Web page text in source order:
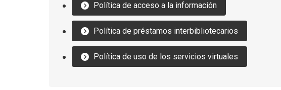
Política de acceso a la información
Política de préstamos interbibliotecarios
Política de uso de los servicios virtuales